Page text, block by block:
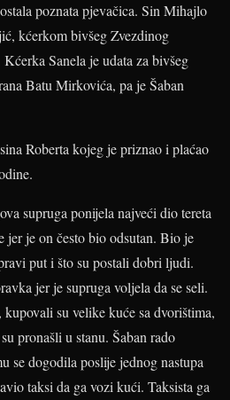
poznata pjevačica. Sin Mihajlo
kćerkom bivšeg Zvezdinog
Sanela je udata za bivšeg
Batu Mirkovića, pa je Šaban
Roberta kojeg je priznao i plaćao
supruga ponijela najveći dio tereta
jer je on često bio odsutan. Bio je
put i što su postali dobri ljudi.
jer je supruga voljela da se seli.
su velike kuće sa dvorištima,
pronašli u stanu. Šaban rado
se dogodila poslije jednog nastupa
taksi da ga vozi kući. Taksista ga